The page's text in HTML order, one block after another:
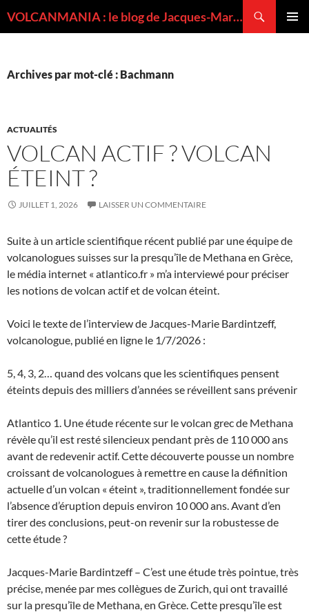
VOLCANMANIA : le blog de Jacques-Marie BARDINTZEFF, volcanologue
Archives par mot-clé : Bachmann
ACTUALITÉS
VOLCAN ACTIF ? VOLCAN
ÉTEINT ?
JUILLET 1, 2026 LAISSER UN COMMENTAIRE
Suite à un article scientifique récent publié par une équipe de
volcanologues suisses sur la presqu’île de Methana en Grèce,
le média internet « atlantico.fr » m’a interviewé pour préciser
les notions de volcan actif et de volcan éteint.
Voici le texte de l’interview de Jacques-Marie Bardintzeff,
volcanologue, publié en ligne le 1/7/2026 :
5, 4, 3, 2… quand des volcans que les scientifiques pensent
éteints depuis des milliers d’années se réveillent sans prévenir
Atlantico 1. Une étude récente sur le volcan grec de Methana
révèle qu’il est resté silencieux pendant près de 110 000 ans
avant de redevenir actif. Cette découverte pousse un nombre
croissant de volcanologues à remettre en cause la définition
actuelle d’un volcan « éteint », traditionnellement fondée sur
l’absence d’éruption depuis environ 10 000 ans. Avant d’en
tirer des conclusions, peut-on revenir sur la robustesse de
cette étude ?
Jacques-Marie Bardintzeff – C’est une étude très pointue, très
précise, menée par mes collègues de Zurich, qui ont travaillé
sur la presqu’île de Methana, en Grèce. Cette presqu’île est